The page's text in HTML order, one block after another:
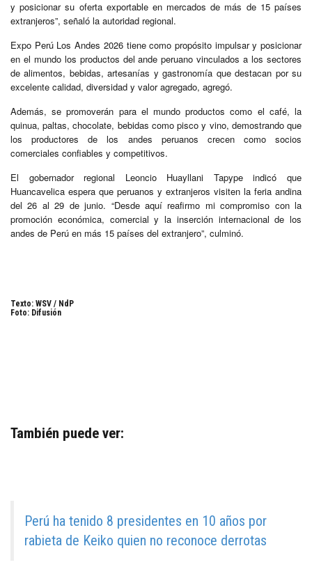
y posicionar su oferta exportable en mercados de más de 15 países
extranjeros”, señaló la autoridad regional.
Expo Perú Los Andes 2026 tiene como propósito impulsar y posicionar
en el mundo los productos del ande peruano vinculados a los sectores
de alimentos, bebidas, artesanías y gastronomía que destacan por su
excelente calidad, diversidad y valor agregado, agregó.
Además, se promoverán para el mundo productos como el café, la
quinua, paltas, chocolate, bebidas como pisco y vino, demostrando que
los productores de los andes peruanos crecen como socios
comerciales confiables y competitivos.
El gobernador regional Leoncio Huayllani Tapype indicó que
Huancavelica espera que peruanos y extranjeros visiten la feria andina
del 26 al 29 de junio. “Desde aquí reafirmo mi compromiso con la
promoción económica, comercial y la inserción internacional de los
andes de Perú en más 15 países del extranjero”, culminó.
Texto: WSV / NdP
Foto: Difusión
También puede ver:
Perú ha tenido 8 presidentes en 10 años por
rabieta de Keiko quien no reconoce derrotas